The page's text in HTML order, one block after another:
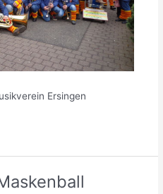
Ersingen